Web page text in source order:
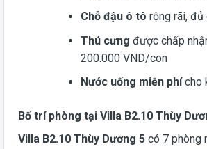
Chỗ đậu ô tô rộng rãi, đủ
Thú cưng được chấp
200.000 VND/con
Nước uống miễn phícho
Bố trí phòng tại Villa B2.10 Thùy
Villa B2.10 Thùy Dương 5 có 7 phòng